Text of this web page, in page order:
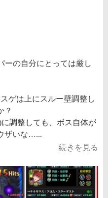
ーの自分にとっては厳し
ゲは上にスルー壁調整し
？
調整しても、ボス自体が
ザいな…...
続きを見る